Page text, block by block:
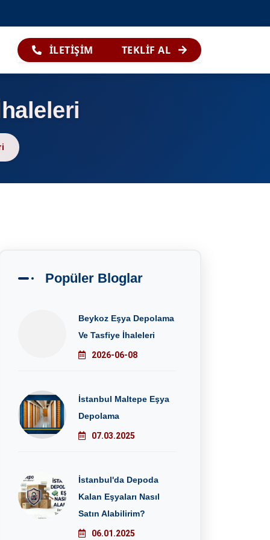
İLETİŞİM TEKLİF AL
Popüler Bloglar
Beykoz Eşya Depolama
Ve Tasfiye İhaleleri
2026-06-08
İstanbul Maltepe Eşya
Depolama
07.03.2025
İstanbul'da Depoda
Kalan Eşyaları Nasıl
Satın Alabilirim?
06.01.2025